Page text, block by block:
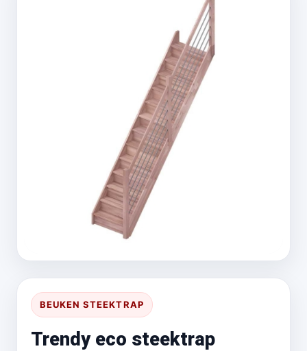
BEUKEN STEEKTRAP
Trendy eco steektrap